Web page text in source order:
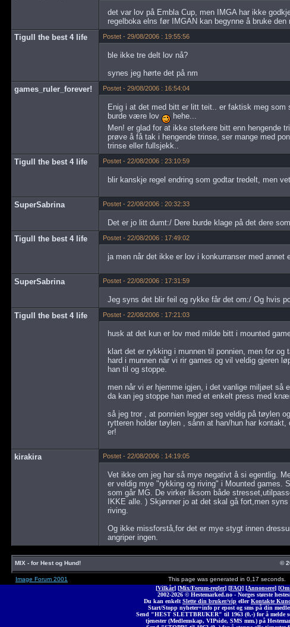
det var lov på Embla Cup, men IMGA har ikke
regelboka elns før IMGAN kan begynne å bruke den
Tigull the best 4 life
Postet - 29/08/2006 : 19:55:56
ble ikke tre delt lov nå?
synes jeg hørte det på nm
games_ruler_forever!
Postet - 29/08/2006 : 16:54:04
Enig i at det med bitt er litt teit.. er faktisk meg som
burde være lov
hehe...
Men! er glad for at ikke sterkere bitt enn hengende
prøve å få tak i hengende trinse, ser mange med
trinse eller fullsjekk..
Tigull the best 4 life
Postet - 22/08/2006 : 23:10:59
blir kanskje regel endring som godtar tredelt, men
SuperSabrina Postet - 22/08/2006 : 20:32:33
Det er jo litt dumt:/ Dere burde klage på det dere
Tigull the best 4 life
Postet - 22/08/2006 : 17:49:02
ja men når det ikke er lov i konkurranser med
SuperSabrina Postet - 22/08/2006 : 17:31:59
Jeg syns det blir feil og rykke får det om:/ Og hvis
Tigull the best 4 life
Postet - 22/08/2006 : 17:21:03
husk at det kun er lov med milde bitt i mounted
klart det er rykking i munnen til ponnien, men for
hard i munnen når vi rir games og vil veldig gjeren
han til og stoppe.
men når vi er hjemme igjen, i det vanlige miljøet så
da kan jeg stoppe han med et enkelt press med
så jeg tror , at ponnien legger seg veldig på tøylen
rytteren holder tøylen , sånn at han/hun har
er!
kirakira Postet - 22/08/2006 : 14:19:05
Vet ikke om jeg har så mye negativt å si egentlig.
er veldig mye "rykking og riving" i Mounted games.
som går MG. De virker liksom både
IKKE alle. ) Skjønner jo at det skal gå fort,men
riving.
Og ikke missforstå,for det er mye stygt innen
angriper ingen.
MIX - for Hest og Hund! ©
Image Forum 2001 This page was generated in 0,17 seconds.
[Vilkår] [Mix/Forum-regler] [FAQ] [Annonsere] [Om
2002-2026 © Hestemarked.no - Norges største
Du kan enkelt Slette din bruker/vip ellerKontakte
Start/Stopp nyheter+info pr epost og sms på din
Send "HEST SLETTBRUKER" til 1963 (0,-) for å melde
tjenester (Medlemskap, VIPside, SMS mm.) på